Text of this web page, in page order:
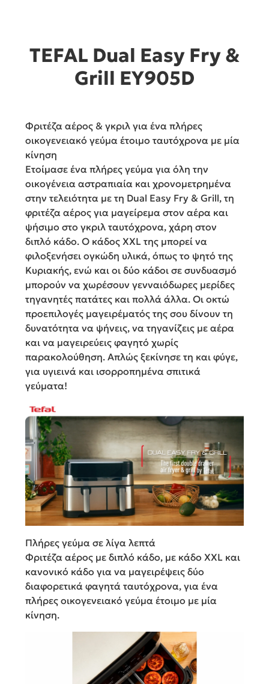
TEFAL Dual Easy Fry &
Grill EY905D
Φριτέζα αέρος & γκριλ για ένα πλήρες
οικογενειακό γεύμα έτοιμο ταυτόχρονα με μία
κίνηση
Ετοίμασε ένα πλήρες γεύμα για όλη την
οικογένεια αστραπιαία και χρονομετρημένα
στην τελειότητα με τη Dual Easy Fry & Grill, τη
φριτέζα αέρος για μαγείρεμα στον αέρα και
ψήσιμο στο γκριλ ταυτόχρονα, χάρη στον
διπλό κάδο. Ο κάδος XXL της μπορεί να
φιλοξενήσει ογκώδη υλικά, όπως το ψητό της
Κυριακής, ενώ και οι δύο κάδοι σε συνδυασμό
μπορούν να χωρέσουν γενναιόδωρες μερίδες
τηγανητές πατάτες και πολλά άλλα. Οι οκτώ
προεπιλογές μαγειρέματός της σου δίνουν τη
δυνατότητα να ψήνεις, να τηγανίζεις με αέρα
και να μαγειρεύεις φαγητό χωρίς
παρακολούθηση. Απλώς ξεκίνησε τη και φύγε,
για υγιεινά και ισορροπημένα σπιτικά
γεύματα!
Πλήρες γεύμα σε λίγα λεπτά
Φριτέζα αέρος με διπλό κάδο, με κάδο XXL και
κανονικό κάδο για να μαγειρέψεις δύο
διαφορετικά φαγητά ταυτόχρονα, για ένα
πλήρες οικογενειακό γεύμα έτοιμο με μία
κίνηση.